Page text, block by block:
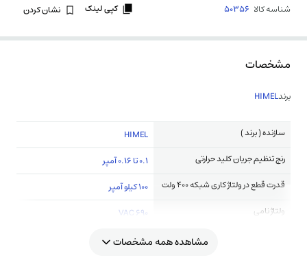
شناسه کالا 50356 کپی لینک نشان کردن
مشخصات
برندHIMEL
سازنده ( برند )
HIMEL
رنج تنظیم جریان کلید حرارتی
0.1 تا 0.16 آمپر
قدرت قطع در ولتاژ کاری شبکه 400 ولت
100 کیلو آمپر
ولتاژ نامی
690 VAC
مشاهده همه مشخصات